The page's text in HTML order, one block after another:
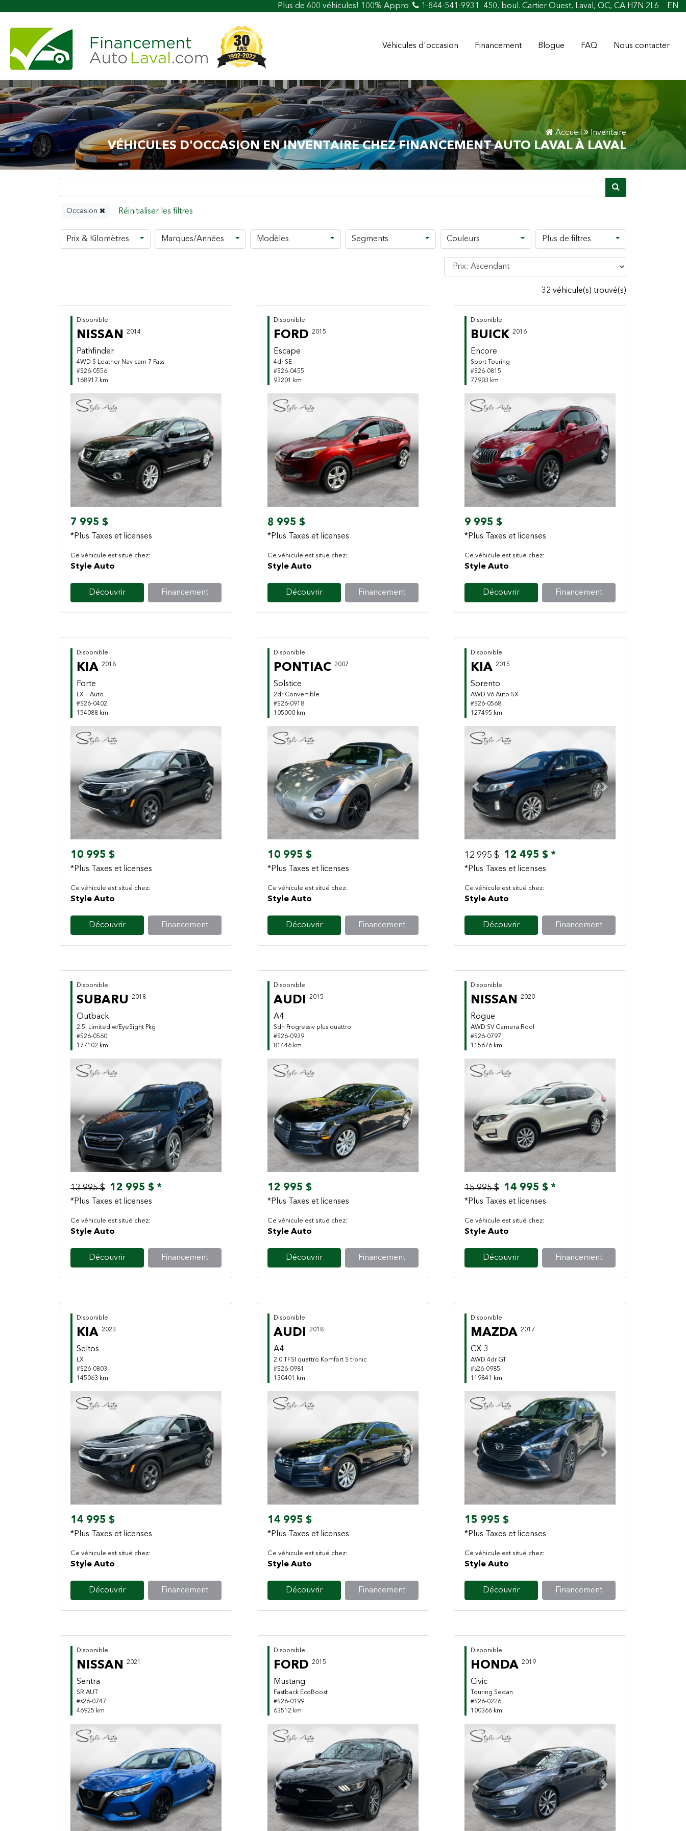
Plus de 600 véhicules! 100% Approuvé Prêt auto et crédit facile1-844-541-9931 450, boul. Cartier Ouest, Laval, QC, CA H7N 2L6 EN
Véhicules d'occasion Financement Blogue FAQ Nous contacter
Accueil Inventaire
VÉHICULES D'OCCASION EN INVENTAIRE CHEZ FINANCEMENT AUTO LAVAL À LAVAL
Occasion
Prix & Kilomètres Marques/Années Modèles Segments Couleurs Plus de filtres
32 véhicule(s) trouvé(s)
Disponible
NISSAN 2014
Pathfinder
4WD S Leather Nav cam 7 Pass
#S26-0556
168917 km
Previous Next
7 995 $
*Plus Taxes et licenses
Ce véhicule est situé chez:
Style Auto
Découvrir Financement
Disponible
FORD 2015
Escape
4dr SE
#S26-0455
93201 km
Previous Next
8 995 $
*Plus Taxes et licenses
Ce véhicule est situé chez:
Style Auto
Découvrir Financement
Disponible
BUICK 2016
Encore
Sport Touring
#S26-0815
77903 km
Previous Next
9 995 $
*Plus Taxes et licenses
Ce véhicule est situé chez:
Style Auto
Découvrir Financement
Disponible
KIA 2018
Forte
LX+ Auto
#S26-0402
154088 km
Previous Next
10 995 $
*Plus Taxes et licenses
Ce véhicule est situé chez:
Style Auto
Découvrir Financement
Disponible
PONTIAC 2007
Solstice
2dr Convertible
#S26-0918
105000 km
Previous Next
10 995 $
*Plus Taxes et licenses
Ce véhicule est situé chez:
Style Auto
Découvrir Financement
Disponible
KIA 2015
Sorento
AWD V6 Auto SX
#S26-0568
127495 km
Previous Next
12 995 $ 12 495 $ *
*Plus Taxes et licenses
Ce véhicule est situé chez:
Style Auto
Découvrir Financement
Disponible
SUBARU 2018
Outback
2.5i Limited w/EyeSight Pkg
#S26-0560
177102 km
Previous Next
13 995 $ 12 995 $ *
*Plus Taxes et licenses
Ce véhicule est situé chez:
Style Auto
Découvrir Financement
Disponible
AUDI 2015
A4
Sdn Progressiv plus quattro
#S26-0939
81446 km
Previous Next
12 995 $
*Plus Taxes et licenses
Ce véhicule est situé chez:
Style Auto
Découvrir Financement
Disponible
NISSAN 2020
Rogue
AWD SV Camera Roof
#S26-0797
115676 km
Previous Next
15 995 $ 14 995 $ *
*Plus Taxes et licenses
Ce véhicule est situé chez:
Style Auto
Découvrir Financement
Disponible
KIA 2023
Seltos
LX
#S26-0803
145063 km
Previous Next
14 995 $
*Plus Taxes et licenses
Ce véhicule est situé chez:
Style Auto
Découvrir Financement
Disponible
AUDI 2018
A4
2.0 TFSI quattro Komfort S tronic
#S26-0981
130401 km
Previous Next
14 995 $
*Plus Taxes et licenses
Ce véhicule est situé chez:
Style Auto
Découvrir Financement
Disponible
MAZDA 2017
CX-3
AWD 4dr GT
#s26-0985
119841 km
Previous Next
15 995 $
*Plus Taxes et licenses
Ce véhicule est situé chez:
Style Auto
Découvrir Financement
Disponible
NISSAN 2021
Sentra
SR AUT
#s26-0747
46925 km
Previous Next
Disponible
FORD 2015
Mustang
Fastback EcoBoost
#S26-0199
63512 km
Previous Next
Disponible
HONDA 2019
Civic
Touring Sedan
#S26-0226
100366 km
Previous Next